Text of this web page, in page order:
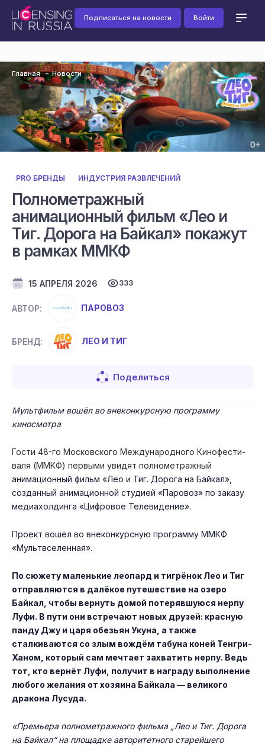
Подписаться на новости Войти
Главная Новости
PRO БРЕНДЫ ИНДУСТРИЯ РАЗВЛЕЧЕНИЙ
Полнометражный
анимационный фильм «Лео и
Тиг. Дорога на Байкал» покажут
в рамках ММКФ
15 АПРЕЛЯ 2026 333
АВТОР: ПАРОВОЗ
БРЕНД: ЛЕО И ТИГ
Поделиться
Мультфильм вошёл во внеконкурсную программу
киносмотра
Гос­ти 48-го Мос­ков­ско­го Меж­ду­народ­но­го Ки­нофес­ти­
валя (ММКФ) первыми увидят полнометражный
анимационный фильм «Лео и Тиг. Дорога на Байкал»,
созданный анимационной студией «Паровоз» по заказу
медиахолдинга «Цифровое Телевидение».
Проект вошёл во внеконкурсную программу ММКФ
«Мультвселенная».
По сюжету маленькие леопард и тигрёнок Лео и Тиг
отправляются в далёкое путешествие на озеро
Байкал, чтобы вернуть домой потерявшуюся нерпу
Луфи. В пути они встречают новых друзей: красную
панду Джу и царя обезьян Укуна, а также
сталкиваются со злым вождём табуна коней Тенгри-
Ханом, который сам мечтает захватить нерпу. Ведь
тот, кто вернёт Луфи, получит в награду выполнение
любого желания от хозяина Байкала — великого
дракона Лусуда.
«Премьера полнометражного фильма „Лео и Тиг. Дорога
на Байкал“ на площадке авторитетного старейшего